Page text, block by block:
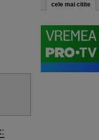
cele mai citite